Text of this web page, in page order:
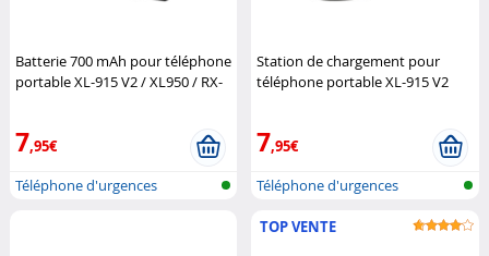
Batterie 700 mAh pour téléphone
portable XL-915 V2 / XL950 / RX-
7,95€
Téléphone d'urgences
Station de chargement pour
téléphone portable XL-915 V2
7,95€
Téléphone d'urgences
TOP VENTE